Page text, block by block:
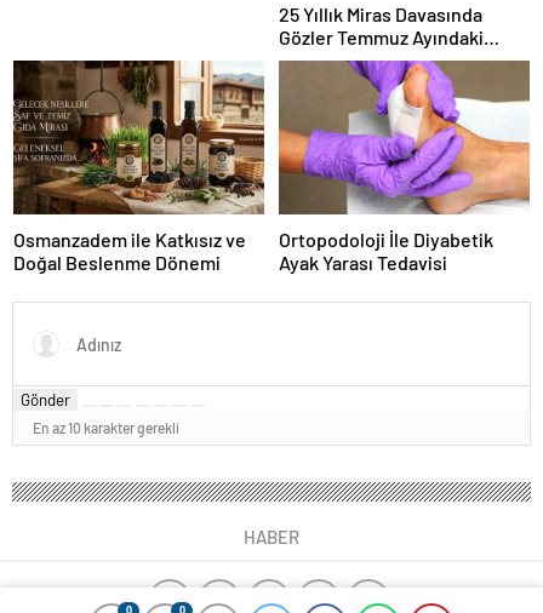
0 0
25 Yıllık Miras Davasında
Gözler Temmuz Ayındaki
Karar Duruşmasına Çevrildi
Osmanzadem ile Katkısız ve
Doğal Beslenme Dönemi
Ortopodoloji İle Diyabetik
Ayak Yarası Tedavisi
Gönder
En az 10 karakter gerekli
HABER